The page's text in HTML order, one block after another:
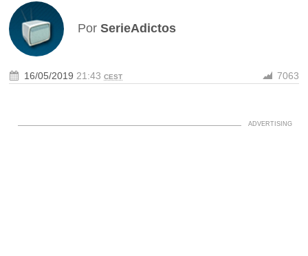
PorSerieAdictos
16/05/2019 21:43CEST 7063